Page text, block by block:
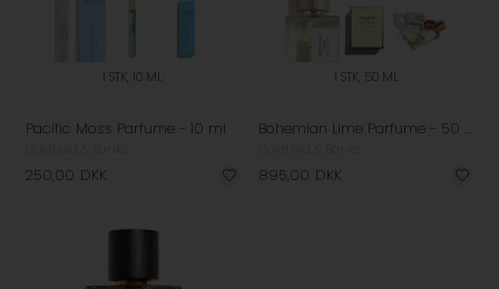
1 STK, 10 ML
Pacific Moss Parfume - 10 ml
250,00 DKK
1 STK, 50 ML
Bohemian Lime Parfume - 50 ml
895,00 DKK